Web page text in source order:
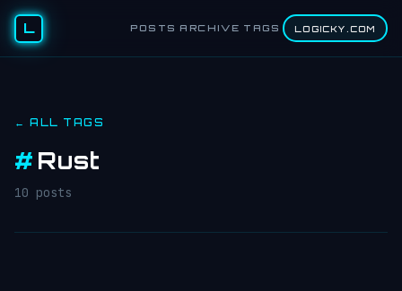
L POSTS ARCHIVE TAGS LOGICKY.COM
← ALL TAGS
# Rust
10 posts